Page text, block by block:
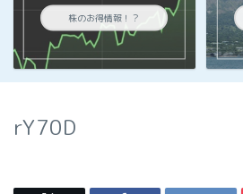
株のお得情報！？
rY70D